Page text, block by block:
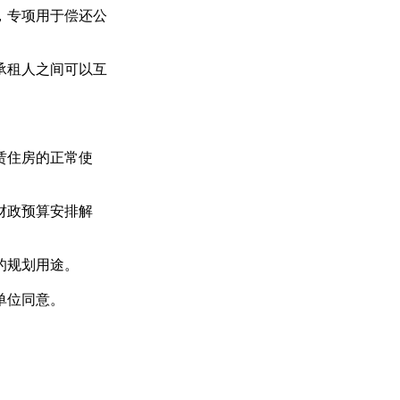
项用于偿还公
人之间可以互
房的正常使
政预算安排解
划用途。
同意。